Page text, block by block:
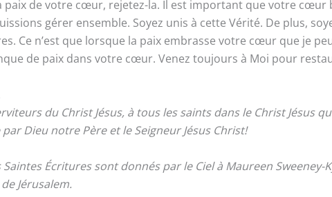
de votre cœur, rejetez-la. Il est important que votre cœur
gérer ensemble. Soyez unis à cette Vérité. De plus,
Ce n’est que lorsque la paix embrasse votre cœur que je
de paix dans votre cœur. Venez toujours à Moi pour
du Christ Jésus, à tous les saints dans le Christ Jésus
Dieu notre Père et le Seigneur Jésus Christ!
Écritures sont donnés par le Ciel à Maureen
Jérusalem.